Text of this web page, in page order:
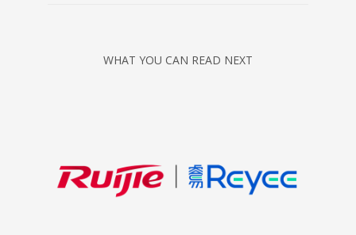
WHAT YOU CAN READ NEXT